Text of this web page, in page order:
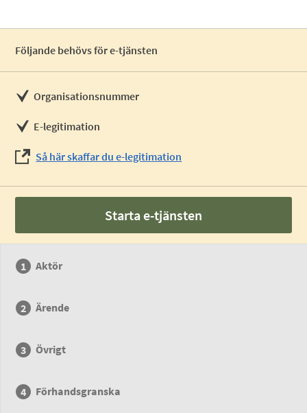
Följande behövs för e-tjänsten
Organisationsnummer
E-legitimation
Så här skaffar du e-legitimation
Starta e-tjänsten
Aktör
Ärende
Övrigt
Förhandsgranska